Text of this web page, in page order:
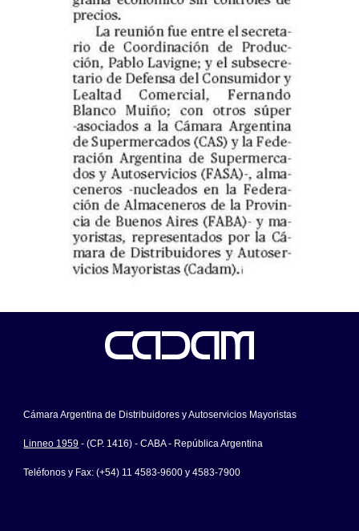
Cámara Argentina de Distribuidores y Autoservicios Mayoristas
Linneo 1959 - (CP. 1416) - CABA - República Argentina
Teléfonos y Fax: (+54) 11 4583-9600 y 4583-7900